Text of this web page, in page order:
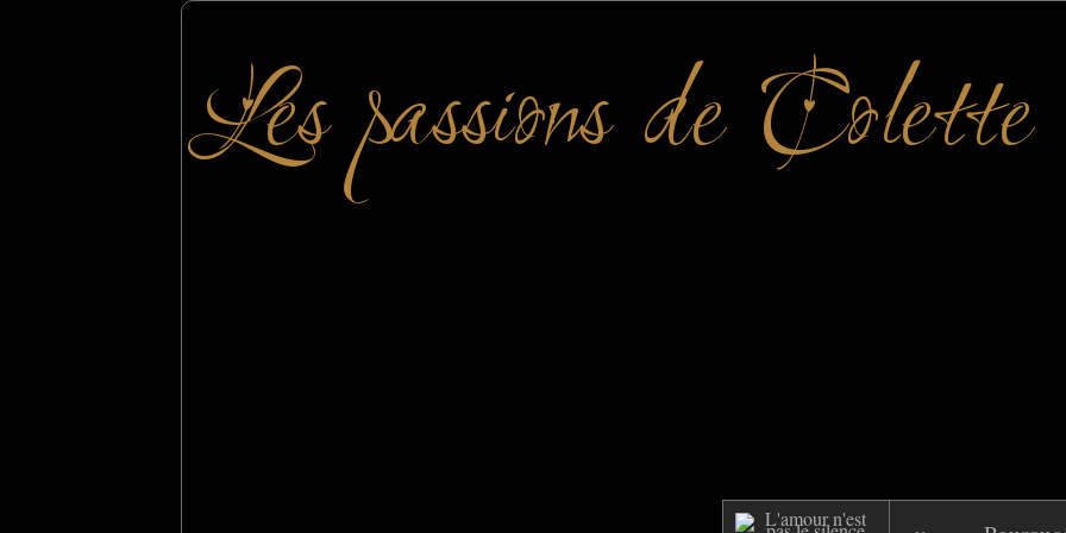
Les passions de Colette